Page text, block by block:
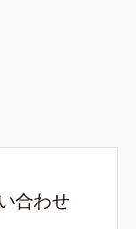
合わせ